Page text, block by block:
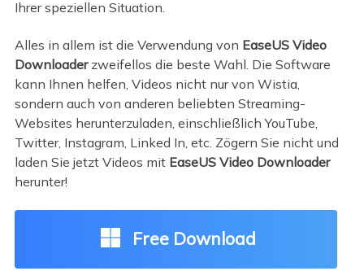
Ihrer speziellen Situation.
Alles in allem ist die Verwendung von EaseUS Video
Downloaderzweifellos die beste Wahl. Die Software
kann Ihnen helfen, Videos nicht nur von Wistia,
sondern auch von anderen beliebten Streaming-
Websites herunterzuladen, einschließlich YouTube,
Twitter, Instagram, Linked In, etc. Zögern Sie nicht und
laden Sie jetzt Videos mit EaseUS Video Downloader
herunter!
Free Download